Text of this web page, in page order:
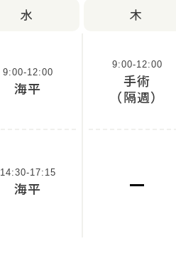
水
9:00-12:00
海平
14:30-17:15
海平
木
9:00-12:00
手術
（隔週）